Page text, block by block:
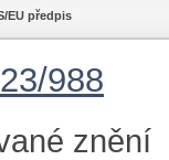
EU předpis
988
znění